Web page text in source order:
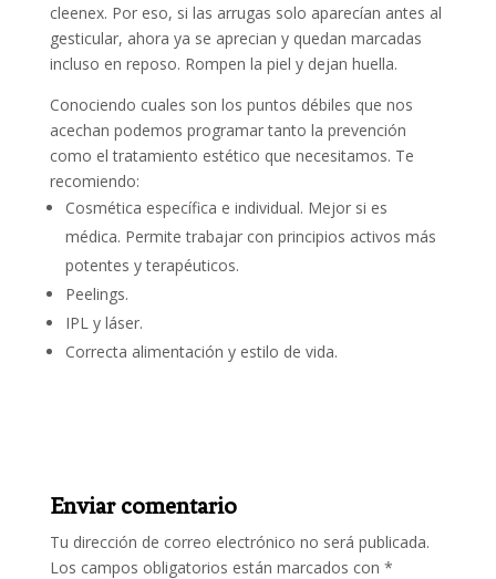
cleenex. Por eso, si las arrugas solo aparecían antes al
gesticular, ahora ya se aprecian y quedan marcadas
incluso en reposo. Rompen la piel y dejan huella.
Conociendo cuales son los puntos débiles que nos
acechan podemos programar tanto la prevención
como el tratamiento estético que necesitamos. Te
recomiendo:
Cosmética específica e individual. Mejor si es
médica. Permite trabajar con principios activos más
potentes y terapéuticos.
Peelings.
IPL y láser.
Correcta alimentación y estilo de vida.
Enviar comentario
Tu dirección de correo electrónico no será publicada.
Los campos obligatorios están marcados con *